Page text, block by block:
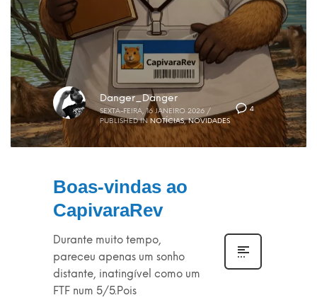
4
Danger_Danger
SEXTA-FEIRA, 16 JANEIRO 2026 /
PUBLISHED IN NOTÍCIAS,NOVIDADES
Boas-vindas ao
CapivaraRev
Durante muito tempo,
pareceu apenas um sonho
distante, inatingível como um
FTF num 5/5.Pois